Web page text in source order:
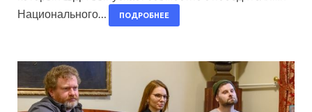
Национального…
ПОДРОБНЕЕ